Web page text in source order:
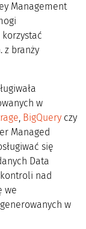
Management
z branży
w
, BigQuery czy
Managed
się
Data
nad
we
w